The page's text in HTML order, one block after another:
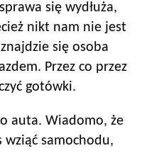
się wydłuża,
nikt nam nie jest
się osoba
Przez co przez
gotówki.
auta. Wiadomo, że
wziąć samochodu,